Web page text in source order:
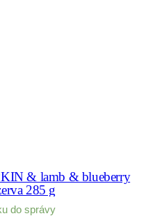
& lamb & blueberry
285 g
do správy